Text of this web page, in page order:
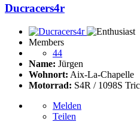
Ducracers4r
Members
44
Name: Jürgen
Wohnort: Aix-La-Chapelle
Motorrad: S4R / 1098S
Melden
Teilen